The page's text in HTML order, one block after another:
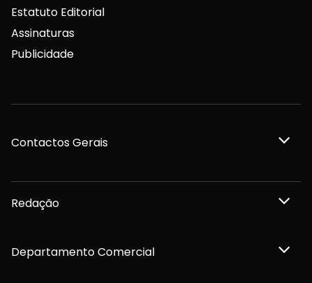
Estatuto Editorial
Assinaturas
Publicidade
Contactos Gerais
Redação
Departamento Comercial